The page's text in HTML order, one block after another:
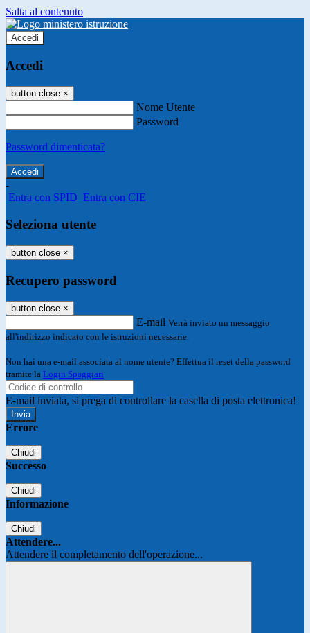
Salta al contenuto
Accedi
Accedi
button close ×
Nome Utente
Password
Password dimenticata?
-
Entra con SPID Entra con CIE
Seleziona utente
button close ×
Recupero password
button close ×
E-mail Verrà inviato un messaggio
all'indirizzo indicato con le istruzioni necessarie.
Non hai una e-mail associata al nome utente? Effettua il reset della password
tramite la Login Spaggiari
E-mail inviata, si prega di controllare la casella di posta elettronica!
Errore
Chiudi
Successo
Chiudi
Informazione
Chiudi
Attendere...
Attendere il completamento dell'operazione...